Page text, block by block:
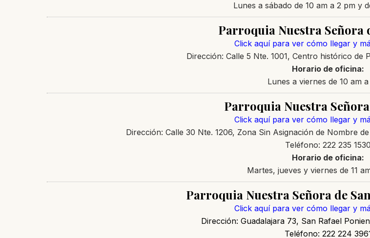
Lunes a sábado de 10 am a 2 pm y
Parroquia Nuestra Señora
Click aquí para ver cómo llegar y
Dirección: Calle 5 Nte. 1001, Centro histórico de
Horario de oficina:
Lunes a viernes de 10 am
Parroquia Nuestra
Click aquí para ver cómo llegar y
Dirección: Calle 30 Nte. 1206, Zona Sin Asignación de Nombre
Teléfono: 222 235 1530
Horario de oficina:
Martes, jueves y viernes de 11
Parroquia Nuestra Señora de
Click aquí para ver cómo llegar y
Dirección: Guadalajara 73, San Rafael
Teléfono: 222 224